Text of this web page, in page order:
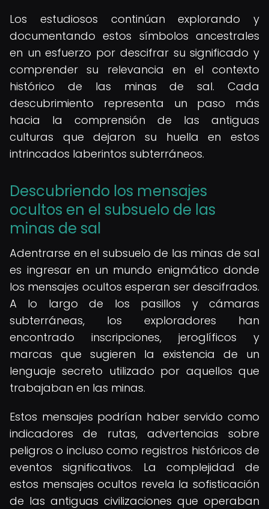
Los estudiosos continúan explorando y
documentando estos símbolos ancestrales
en un esfuerzo por descifrar su significado y
comprender su relevancia en el contexto
histórico de las minas de sal. Cada
descubrimiento representa un paso más
hacia la comprensión de las antiguas
culturas que dejaron su huella en estos
intrincados laberintos subterráneos.
Descubriendo los mensajes
ocultos en el subsuelo de las
minas de sal
Adentrarse en el subsuelo de las minas de sal
es ingresar en un mundo enigmático donde
los mensajes ocultos esperan ser descifrados.
A lo largo de los pasillos y cámaras
subterráneas, los exploradores han
encontrado inscripciones, jeroglíficos y
marcas que sugieren la existencia de un
lenguaje secreto utilizado por aquellos que
trabajaban en las minas.
Estos mensajes podrían haber servido como
indicadores de rutas, advertencias sobre
peligros o incluso como registros históricos de
eventos significativos. La complejidad de
estos mensajes ocultos revela la sofisticación
de las antiguas civilizaciones que operaban